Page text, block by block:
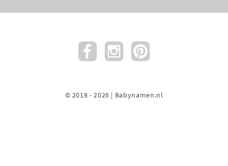
© 2018 - 2026 | Babynamen.nl